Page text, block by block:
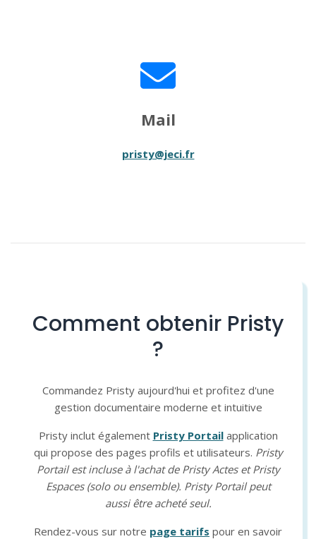
Mail
pristy@jeci.fr
Comment obtenir Pristy
?
Commandez Pristy aujourd'hui et profitez d'une
gestion documentaire moderne et intuitive
Pristy inclut également Pristy Portailapplication
qui propose des pages profils et utilisateurs. Pristy
Portail est incluse à l'achat de Pristy Actes et Pristy
Espaces (solo ou ensemble). Pristy Portail peut
aussi être acheté seul.
Rendez-vous sur notre page tarifs pour en savoir